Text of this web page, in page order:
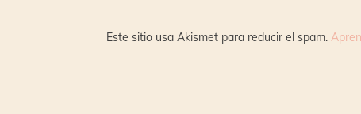
Este sitio usa Akismet para reducir el spam.